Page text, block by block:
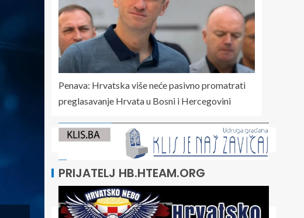
Penava: Hrvatska više neće pasivno promatrati
preglasavanje Hrvata u Bosni i Hercegovini
PRIJATELJ HB.HTEAM.ORG